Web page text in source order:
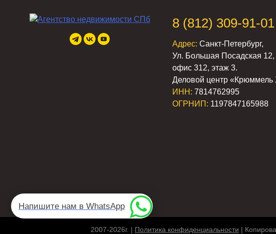
8 (812) 309-91-01
Адрес: Санкт-Петербург,
Ул. Большая Посадская 12,
офис 312, этаж 3.
Деловой центр «Крюммель
ИНН: 7814762995
ОГРНИП: 1197847165988
2007-2026г. | Политика конфиденциальности |
Напишите нам в WhatsApp